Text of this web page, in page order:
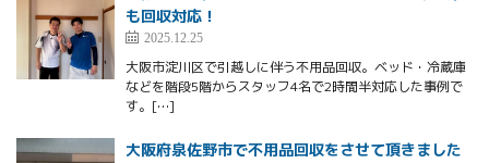
も回収対応！
2025.12.25
大阪市淀川区で引越しに伴う不用品回収。ベッド・冷蔵庫
などを階段5階からスタッフ4名で2時間半対応した事例で
す。[…]
大阪府泉佐野市で不用品回収をさせて頂きました